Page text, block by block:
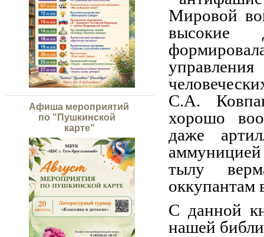
Афиша мероприятий
по "Пушкинской
карте"
Мировой
высокие
С.А.
хорошо
даже
аммуницией
тылу
оккупантам
С данной
нашей